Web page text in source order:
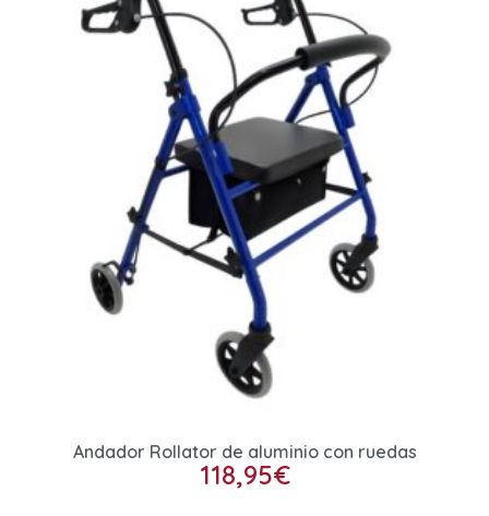
Andador Rollator de aluminio con ruedas
118,95€